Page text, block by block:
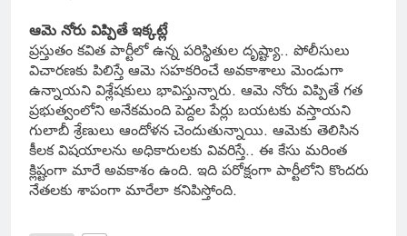
ఆమె నోరు విప్పితే ఇక్కట్లే
ప్రస్తుతం కవిత పార్టీలో ఉన్న పరిస్థితుల దృష్ట్యా.. పోలీసులు
విచారణకు పిలిస్తే ఆమె సహకరించే అవకాశాలు మెండుగా
ఉన్నాయని విశ్లేషకులు భావిస్తున్నారు. ఆమె నోరు విప్పితే గత
ప్రభుత్వంలోని అనేకమంది పెద్దల పేర్లు బయటకు వస్తాయని
గులాబీ శ్రేణులు ఆందోళన చెందుతున్నాయి. ఆమెకు తెలిసిన
కీలక విషయాలను అధికారులకు వివరిస్తే.. ఈ కేసు మరింత
క్లిష్టంగా మారే అవకాశం ఉంది. ఇది పరోక్షంగా పార్టీలోని కొందరు
నేతలకు శాపంగా మారేలా కనిపిస్తోంది.